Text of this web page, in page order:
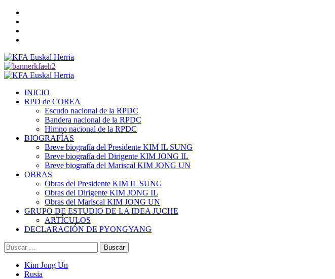
Saltar
contenido
Menú
INICIO
RPD de COREA
Escudo nacional de la RPDC
Bandera nacional de la RPDC
Himno nacional de la RPDC
BIOGRAFÍAS
Breve biografía del Presidente KIM IL SUNG
Breve biografía del Dirigente KIM JONG IL
Breve biografía del Mariscal KIM JONG UN
OBRAS
Obras del Presidente KIM IL SUNG
Obras del Dirigente KIM JONG IL
Obras del Mariscal KIM JONG UN
GRUPO DE ESTUDIO DE LA IDEA JUCHE
ARTÍCULOS
DECLARACIÓN DE PYONGYANG
Buscar:
Kim Jong Un
Rusia